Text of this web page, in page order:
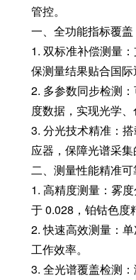
管控。
一、全功能指标覆盖
1. 双标准补偿测量
保测量结果贴合国
2. 多参数同步检测
度数据，实现光学
3. 分光技术精准：
应器，保障光谱采
二、测量性能精准可
1. 高精度测量：雾
于 0.028，铂钴色度
2. 快速高效测量：
工作效率。
3. 全光谱覆盖检测